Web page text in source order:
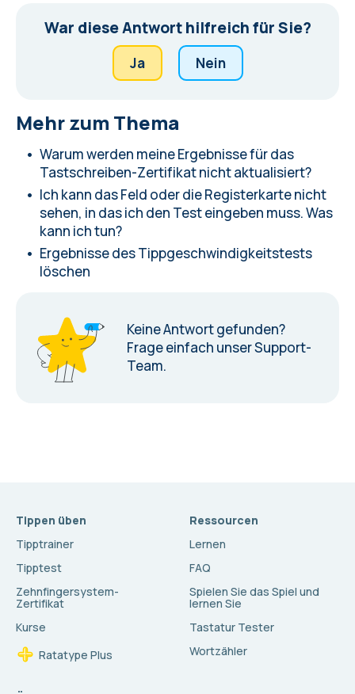
War diese Antwort hilfreich für Sie?
Ja Nein
Mehr zum Thema
Warum werden meine Ergebnisse für das
Tastschreiben-Zertifikat nicht aktualisiert?
Ich kann das Feld oder die Registerkarte nicht
sehen, in das ich den Test eingeben muss. Was
kann ich tun?
Ergebnisse des Tippgeschwindigkeitstests
löschen
Keine Antwort gefunden?
Frage einfach unser Support-
Team.
Tippen üben
Tipptrainer
Tipptest
Zehnfingersystem-
Zertifikat
Kurse
Ratatype Plus
Ressourcen
Lernen
FAQ
Spielen Sie das Spiel und
lernen Sie
Tastatur Tester
Wortzähler